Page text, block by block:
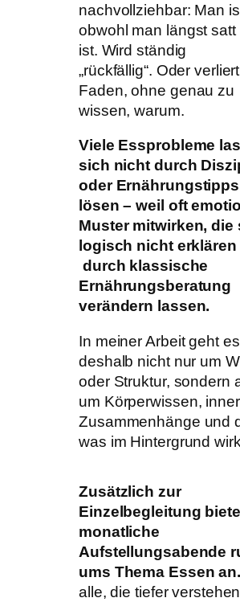
nachvollziehbar: Man
obwohl man längst satt
ist. Wird ständig
„rückfällig“. Oder
Faden, ohne genau zu
wissen, warum.
Viele Essprobleme
sich nicht durch
oder Ernährungstipps
lösen – weil oft
Muster mitwirken, die
logisch nicht
durch klassische
Ernährungsberatung
verändern lassen.
In meiner Arbeit geht es
deshalb nicht nur um
oder Struktur, sondern
um Körperwissen,
Zusammenhänge und
was im Hintergrund
Zusätzlich zur
Einzelbegleitung
monatliche
Aufstellungsabende
ums Thema Essen an.
alle, die tiefer verstehen